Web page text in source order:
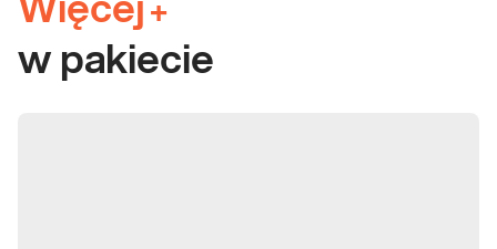
Więcej +
w pakiecie